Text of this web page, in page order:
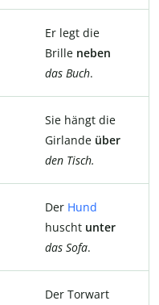
Er legt die
Brille neben
das Buch.
Sie hängt die
Girlande über
den Tisch.
Der Hund
huscht unter
das Sofa.
Der Torwart